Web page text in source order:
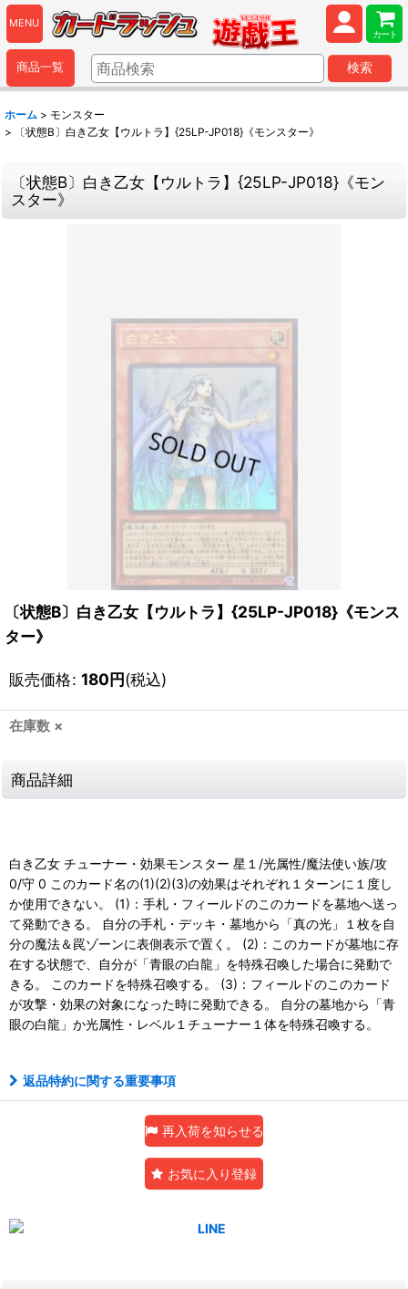
MENU
カート
商品一覧 検索
ホーム > モンスター
>
〔状態B〕白き乙女【ウルトラ】{25LP-JP018}《モンスター》
〔状態B〕白き乙女【ウルトラ】{25LP-JP018}《モン
スター》
〔状態B〕白き乙女【ウルトラ】{25LP-JP018}《モンス
ター》
販売価格: 180円(税込)
在庫数 ×
商品詳細
白き乙女 チューナー・効果モンスター 星１/光属性/魔法使い族/攻
0/守 0 このカード名の(1)(2)(3)の効果はそれぞれ１ターンに１度し
か使用できない。 (1)：手札・フィールドのこのカードを墓地へ送っ
て発動できる。 自分の手札・デッキ・墓地から「真の光」１枚を自
分の魔法＆罠ゾーンに表側表示で置く。 (2)：このカードが墓地に存
在する状態で、自分が「青眼の白龍」を特殊召喚した場合に発動で
きる。 このカードを特殊召喚する。 (3)：フィールドのこのカード
が攻撃・効果の対象になった時に発動できる。 自分の墓地から「青
眼の白龍」か光属性・レベル１チューナー１体を特殊召喚する。
返品特約に関する重要事項
再入荷を知らせる
お気に入り登録